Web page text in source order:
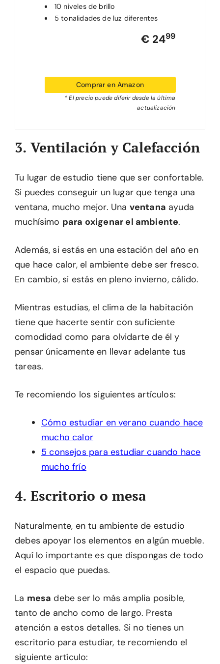
10 niveles de brillo
5 tonalidades de luz diferentes
€ 2499
Comprar en Amazon
* El precio puede diferir desde la última
actualización
3. Ventilación y Calefacción
Tu lugar de estudio tiene que ser confortable.
Si puedes conseguir un lugar que tenga una
ventana, mucho mejor. Una ventana ayuda
muchísimo para oxigenar el ambiente.
Además, si estás en una estación del año en
que hace calor, el ambiente debe ser fresco.
En cambio, si estás en pleno invierno, cálido.
Mientras estudias, el clima de la habitación
tiene que hacerte sentir con suficiente
comodidad como para olvidarte de él y
pensar únicamente en llevar adelante tus
tareas.
Te recomiendo los siguientes artículos:
Cómo estudiar en verano cuando hace
mucho calor
5 consejos para estudiar cuando hace
mucho frío
4. Escritorio o mesa
Naturalmente, en tu ambiente de estudio
debes apoyar los elementos en algún mueble.
Aquí lo importante es que dispongas de todo
el espacio que puedas.
La mesa debe ser lo más amplia posible,
tanto de ancho como de largo. Presta
atención a estos detalles. Si no tienes un
escritorio para estudiar, te recomiendo el
siguiente artículo: